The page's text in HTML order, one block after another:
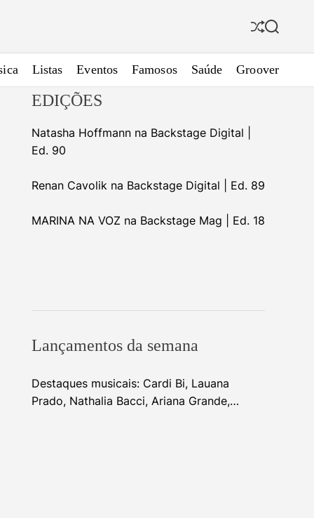
S
f
f
S
r
c
Listas Eventos Famosos Saúde Groover
EDIÇÕES
Natasha Hoffmann na Backstage Digital |
Ed. 90
Renan Cavolik na Backstage Digital | Ed. 89
MARINA NA VOZ na Backstage Mag | Ed. 18
Lançamentos da semana
Destaques musicais: Cardi Bi, Lauana
Prado, Nathalia Bacci, Ariana Grande,